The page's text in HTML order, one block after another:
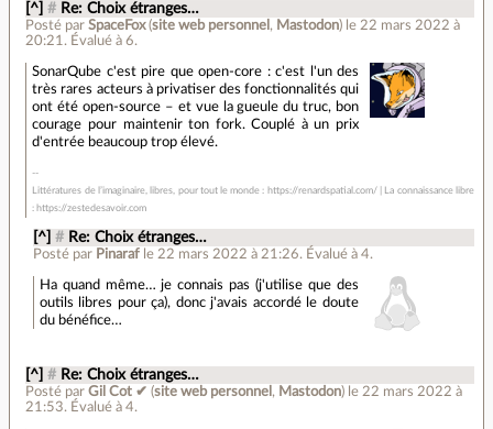
[^] # Re: Choix étranges…
Posté parSpaceFox(site web personnel , Mastodon) le 22 mars 2022 à
20:21 . Évalué à6.
SonarQube c'est pire que open-core : c'est l'un des
très rares acteurs à privatiser des fonctionnalités qui
ont été open-source – et vue la gueule du truc, bon
courage pour maintenir ton fork. Couplé à un prix
d'entrée beaucoup trop élevé.
Littératures de l’imaginaire, libres, pour tout le monde : https://renardspatial.com/ | La connaissance libre
: https://zestedesavoir.com
[^] # Re: Choix étranges…
Posté par Pinaraf le 22 mars 2022 à 21:26. Évalué à 4.
Ha quand même… je connais pas (j'utilise que des
outils libres pour ça), donc j'avais accordé le doute
du bénéfice…
[^] # Re: Choix étranges…
Posté parGil Cot ✔ (site web personnel , Mastodon) le 22 mars 2022 à
21:53. Évalué à4.